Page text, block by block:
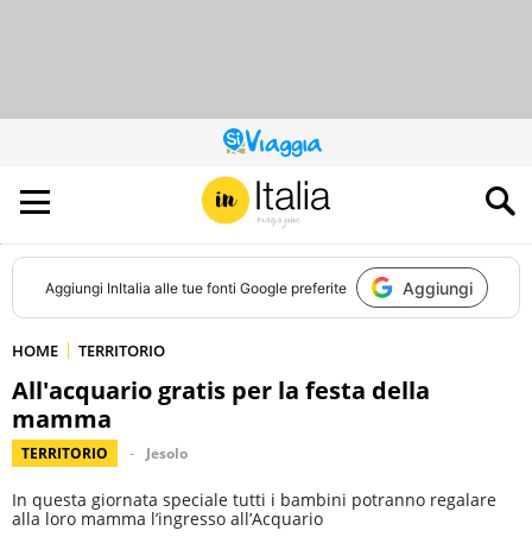
QUESTO
SITO
CONTRIBUISCE
ALL’AUDIENCE
DI
Aggiungi InItalia alle tue fonti Google preferite Aggiungi
HOME TERRITORIO
All'acquario gratis per la festa della
mamma
TERRITORIO Jesolo
In questa giornata speciale tutti i bambini potranno regalare
alla loro mamma l’ingresso all’Acquario